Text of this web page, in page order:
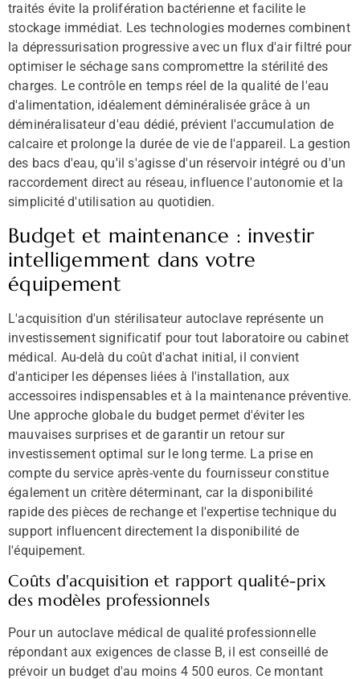
traités évite la prolifération bactérienne et facilite le
stockage immédiat. Les technologies modernes combinent
la dépressurisation progressive avec un flux d'air filtré pour
optimiser le séchage sans compromettre la stérilité des
charges. Le contrôle en temps réel de la qualité de l'eau
d'alimentation, idéalement déminéralisée grâce à un
déminéralisateur d'eau dédié, prévient l'accumulation de
calcaire et prolonge la durée de vie de l'appareil. La gestion
des bacs d'eau, qu'il s'agisse d'un réservoir intégré ou d'un
raccordement direct au réseau, influence l'autonomie et la
simplicité d'utilisation au quotidien.
Budget et maintenance : investir
intelligemment dans votre
équipement
L'acquisition d'un stérilisateur autoclave représente un
investissement significatif pour tout laboratoire ou cabinet
médical. Au-delà du coût d'achat initial, il convient
d'anticiper les dépenses liées à l'installation, aux
accessoires indispensables et à la maintenance préventive.
Une approche globale du budget permet d'éviter les
mauvaises surprises et de garantir un retour sur
investissement optimal sur le long terme. La prise en
compte du service après-vente du fournisseur constitue
également un critère déterminant, car la disponibilité
rapide des pièces de rechange et l'expertise technique du
support influencent directement la disponibilité de
l'équipement.
Coûts d'acquisition et rapport qualité-prix
des modèles professionnels
Pour un autoclave médical de qualité professionnelle
répondant aux exigences de classe B, il est conseillé de
prévoir un budget d'au moins 4 500 euros. Ce montant